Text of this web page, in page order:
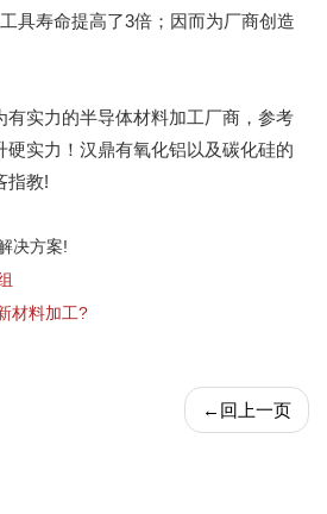
具寿命提高了3倍；因而为厂商创造
有实力的半导体材料加工厂商，参考
硬实力！汉鼎有氧化铝以及碳化硅的
指教!
决方案!
材料加工?
← 回上一页